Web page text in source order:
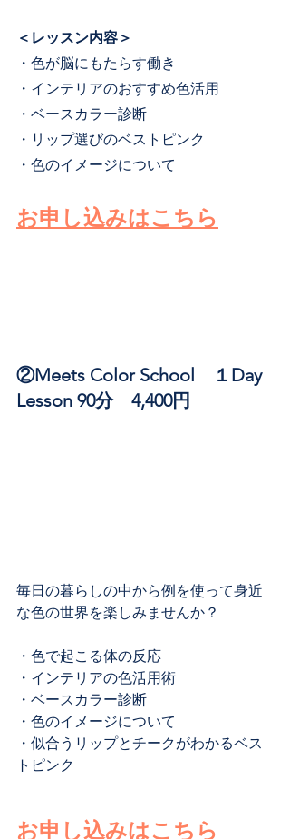
＜レッスン内容＞
・色が脳にもたらす働き
・インテリアのおすすめ色活用
・ベースカラー診断
・リップ選びのベストピンク
・色のイメージについて
お申し込みはこちら
②Meets Color School　１Day
Lesson 90分　4,400円
毎日の暮らしの中から例を使って身近
な色の世界を楽しみませんか？
・色で起こる体の反応
・インテリアの色活用術
・ベースカラー診断
・色のイメージについて
・似合うリップとチークがわかるベス
トピンク
お申し込みはこちら